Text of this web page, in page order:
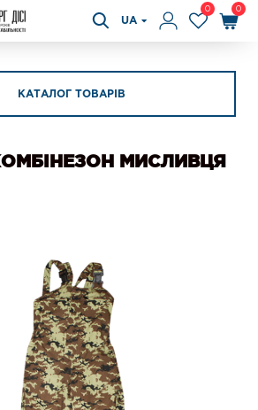
UA
0 0
КАТАЛОГ ТОВАРІВ
МИСЛИВЦЯ